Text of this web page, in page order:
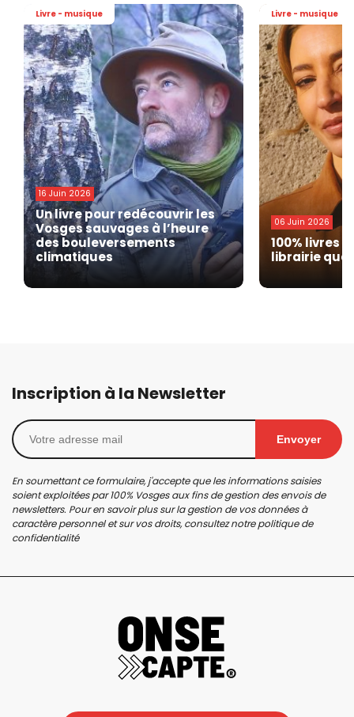
Livre - musique
16 Juin 2026
Un livre pour redécouvrir les
Vosges sauvages à l’heure
des bouleversements
climatiques
Livre - musique
06 Juin 2026
100% livres
librairie quai
Inscription à la Newsletter
Envoyer
En soumettant ce formulaire, j'accepte que les informations saisies
soient exploitées par 100% Vosges aux fins de gestion des envois de
newsletters. Pour en savoir plus sur la gestion de vos données à
caractère personnel et sur vos droits, consultez notrepolitique de
confidentialité